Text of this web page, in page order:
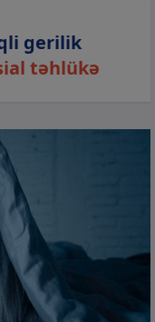
gerilik
təhlükə